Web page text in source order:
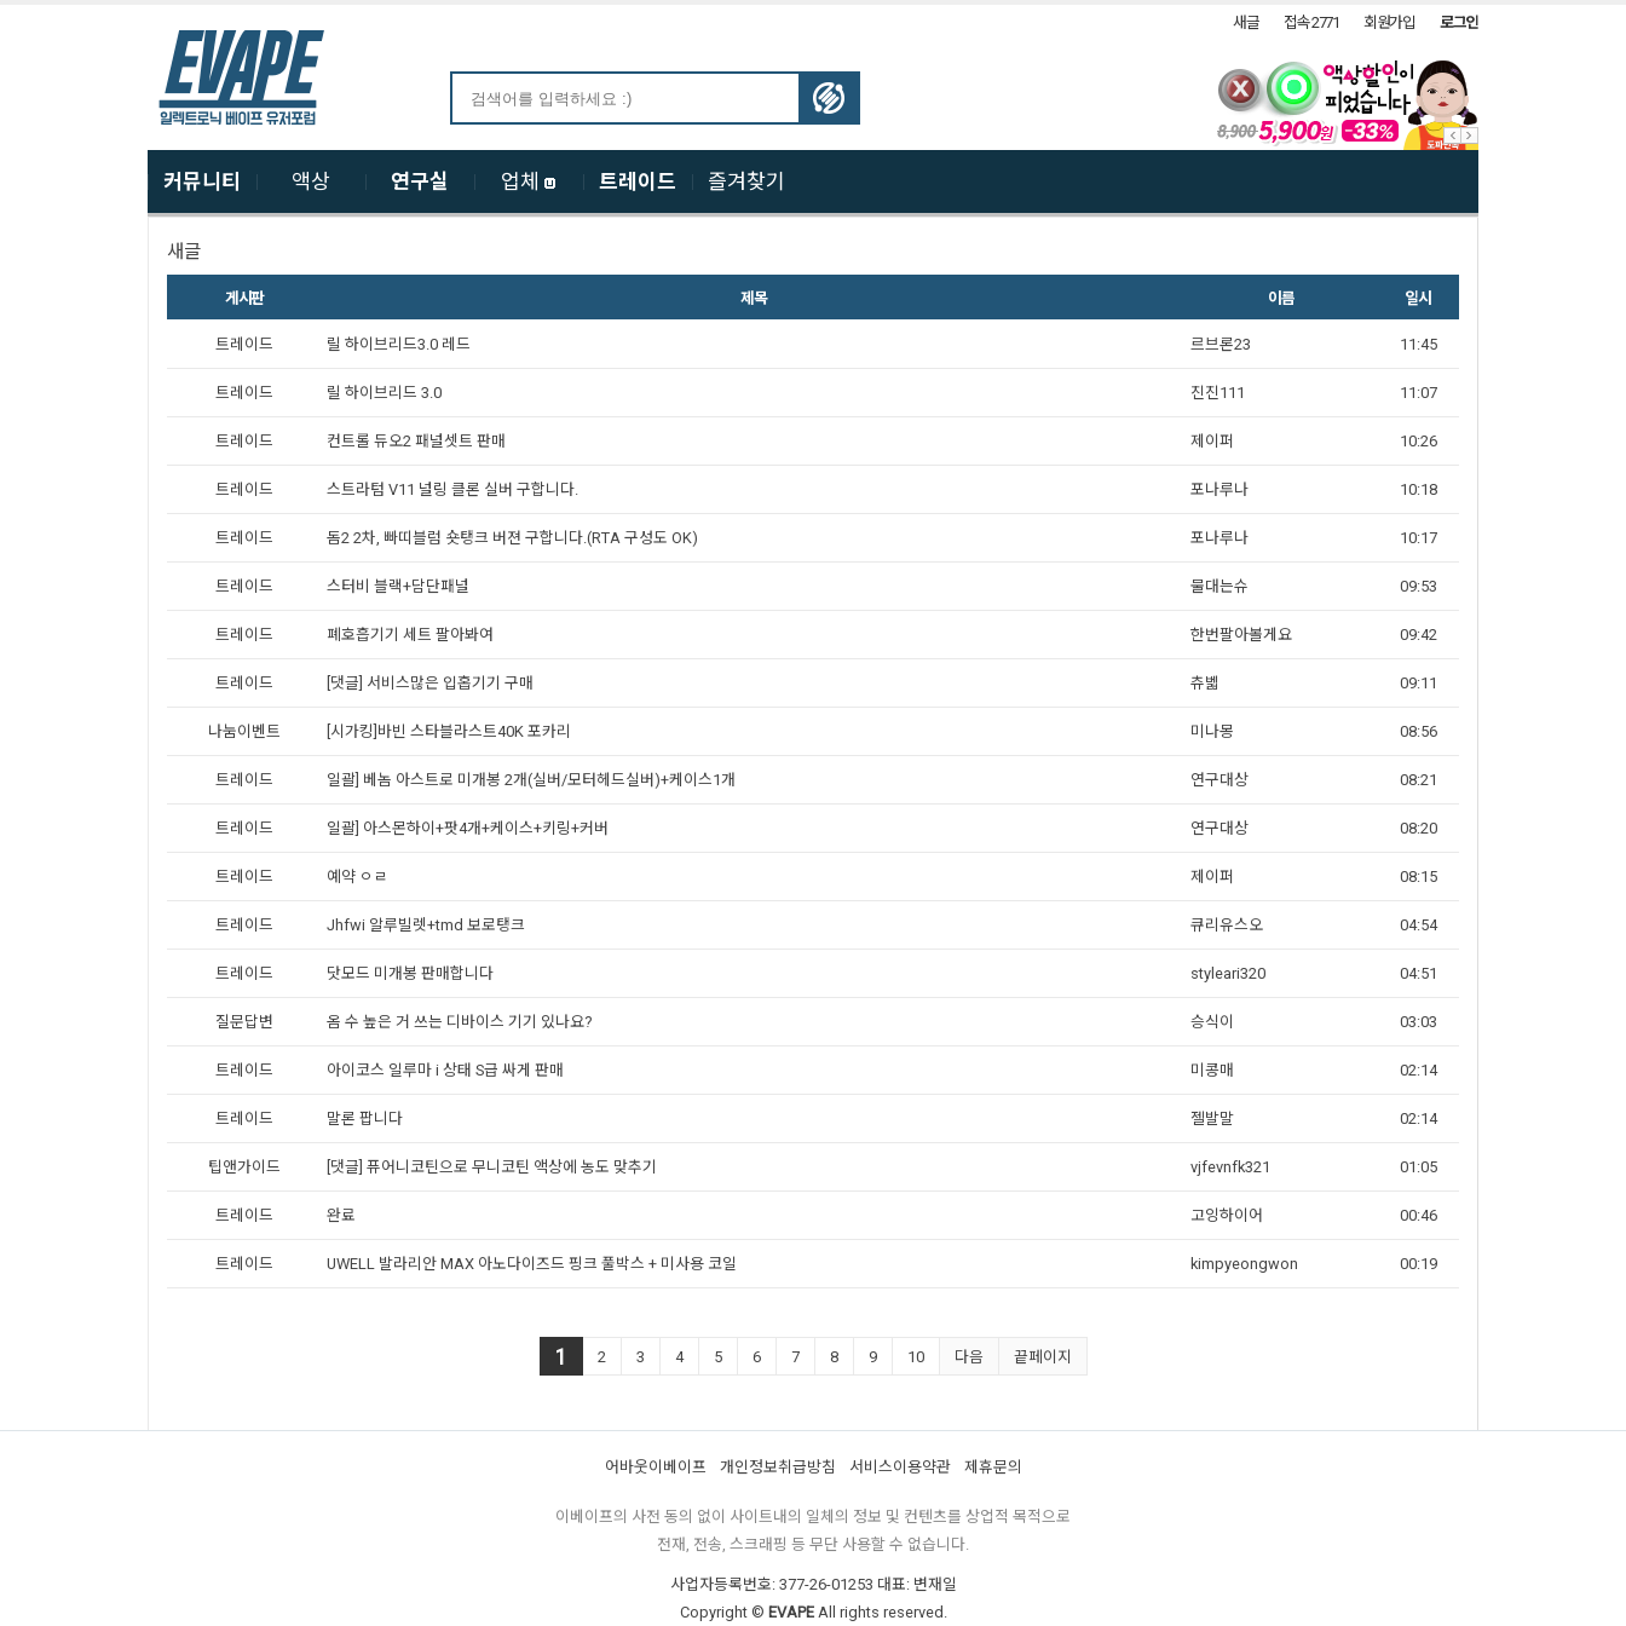
새글 접속 2771 회원가입 로그인
커뮤니티 액상 연구실 업체 트레이드 즐겨찾기
새글
게시판 제목 이름 일시
트레이드 릴 하이브리드3.0 레드 르브론23 11:45
트레이드 릴 하이브리드 3.0 진진111 11:07
트레이드 컨트롤 듀오2 패널셋트 판매 제이퍼 10:26
트레이드 스트라텀 V11 널링 클론 실버 구합니다. 포나루나 10:18
트레이드 돔2 2차, 빠띠블럼 숏탱크 버젼 구합니다.(RTA 구성도 OK) 포나루나 10:17
트레이드 스터비 블랙+담단패널 물대는슈 09:53
트레이드 폐호흡기기 세트 팔아봐여 한번팔아볼게요 09:42
트레이드 [댓글] 서비스많은 입홉기기 구매 츄벫 09:11
나눔이벤트 [시가킹]바빈 스타블라스트40K 포카리 미나몽 08:56
트레이드 일괄] 베놈 아스트로 미개봉 2개(실버/모터헤드실버)+케이스1개 연구대상 08:21
트레이드 일괄] 아스몬하이+팟4개+케이스+키링+커버 연구대상 08:20
트레이드 예약 ㅇㄹ 제이퍼 08:15
트레이드 Jhfwi 알루빌렛+tmd 보로탱크 큐리유스오 04:54
트레이드 닷모드 미개봉 판매합니다 styleari320 04:51
질문답변 옴 수 높은 거 쓰는 디바이스 기기 있나요? 승식이 03:03
트레이드 아이코스 일루마 i 상태 S급 싸게 판매 미콩매 02:14
트레이드 말론 팝니다 젤발말 02:14
팁앤가이드 [댓글] 퓨어니코틴으로 무니코틴 액상에 농도 맞추기 vjfevnfk321 01:05
트레이드 완료 고잉하이어 00:46
트레이드 UWELL 발라리안 MAX 아노다이즈드 핑크 풀박스 + 미사용 코일 kimpyeongwon 00:19
1 2 3 4 5 6 7 8 9 10 다음 끝페이지
어바웃이베이프 개인정보취급방침 서비스이용약관 제휴문의
이베이프의 사전 동의 없이 사이트내의 일체의 정보 및 컨텐츠를 상업적 목적으로
전재, 전송, 스크래핑 등 무단 사용할 수 없습니다.
사업자등록번호: 377-26-01253 대표: 변재일
Copyright © EVAPE All rights reserved.